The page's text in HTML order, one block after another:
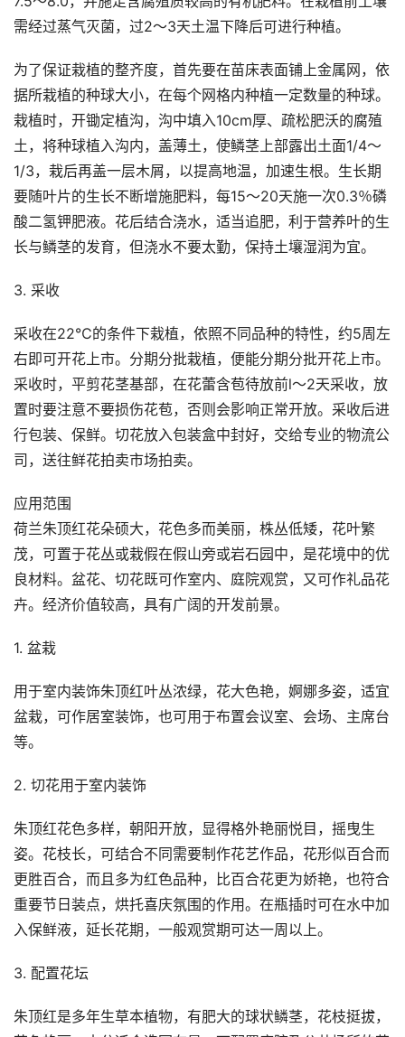
需经过蒸气灭菌，过2～3天土温下降后可进行种植。
为了保证栽植的整齐度，首先要在苗床表面铺上金属网，依
据所栽植的种球大小，在每个网格内种植一定数量的种球。
栽植时，开锄定植沟，沟中填入10cm厚、疏松肥沃的腐殖
土，将种球植入沟内，盖薄土，使鳞茎上部露出土面1/4～
1/3，栽后再盖一层木屑，以提高地温，加速生根。生长期
要随叶片的生长不断增施肥料，每15～20天施一次0.3％磷
酸二氢钾肥液。花后结合浇水，适当追肥，利于营养叶的生
长与鳞茎的发育，但浇水不要太勤，保持土壤湿润为宜。
3. 采收
采收在22℃的条件下栽植，依照不同品种的特性，约5周左
右即可开花上市。分期分批栽植，便能分期分批开花上市。
采收时，平剪花茎基部，在花蕾含苞待放前l～2天采收，放
置时要注意不要损伤花苞，否则会影响正常开放。采收后进
行包装、保鲜。切花放入包装盒中封好，交给专业的物流公
司，送往鲜花拍卖市场拍卖。
应用范围
荷兰朱顶红花朵硕大，花色多而美丽，株丛低矮，花叶繁
茂，可置于花丛或栽假在假山旁或岩石园中，是花境中的优
良材料。盆花、切花既可作室内、庭院观赏，又可作礼品花
卉。经济价值较高，具有广阔的开发前景。
1. 盆栽
用于室内装饰朱顶红叶丛浓绿，花大色艳，婀娜多姿，适宜
盆栽，可作居室装饰，也可用于布置会议室、会场、主席台
等。
2. 切花用于室内装饰
朱顶红花色多样，朝阳开放，显得格外艳丽悦目，摇曳生
姿。花枝长，可结合不同需要制作花艺作品，花形似百合而
更胜百合，而且多为红色品种，比百合花更为娇艳，也符合
重要节日装点，烘托喜庆氛围的作用。在瓶插时可在水中加
入保鲜液，延长花期，一般观赏期可达一周以上。
3. 配置花坛
朱顶红是多年生草本植物，有肥大的球状鳞茎，花枝挺拔，